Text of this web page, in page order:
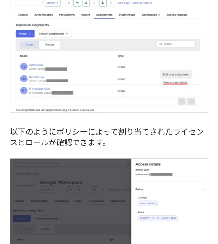
以下のようにポリシーによって割り当てされたライセン
スとロールが確認できます。